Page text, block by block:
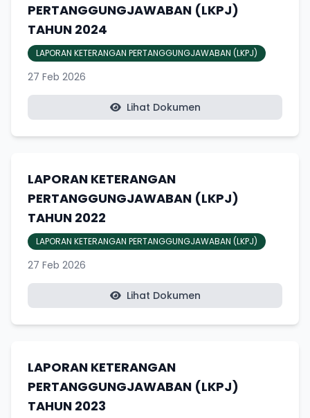
PERTANGGUNGJAWABAN (LKPJ)
TAHUN 2024
LAPORAN KETERANGAN PERTANGGUNGJAWABAN (LKPJ)
27 Feb 2026
Lihat Dokumen
LAPORAN KETERANGAN
PERTANGGUNGJAWABAN (LKPJ)
TAHUN 2022
LAPORAN KETERANGAN PERTANGGUNGJAWABAN (LKPJ)
27 Feb 2026
Lihat Dokumen
LAPORAN KETERANGAN
PERTANGGUNGJAWABAN (LKPJ)
TAHUN 2023